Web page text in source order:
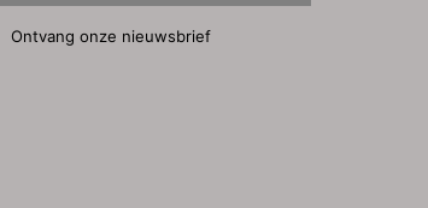
Ontvang onze nieuwsbrief